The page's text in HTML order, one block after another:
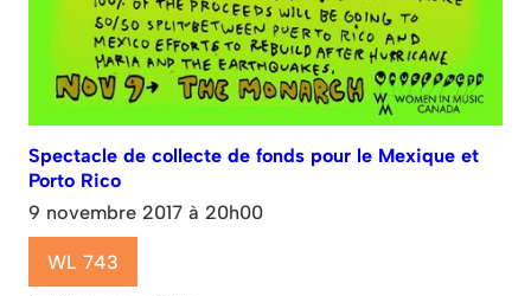
Spectacle de collecte de fonds pour le Mexique et
Porto Rico
9 novembre 2017 à 20h00
WL 743